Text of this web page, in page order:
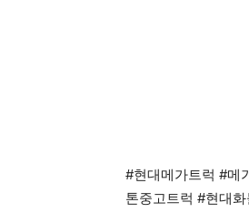
#현대메가트럭 #메
톤중고트럭 #현대